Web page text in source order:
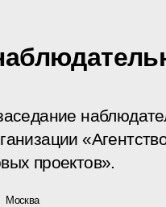
проектов».
Москва